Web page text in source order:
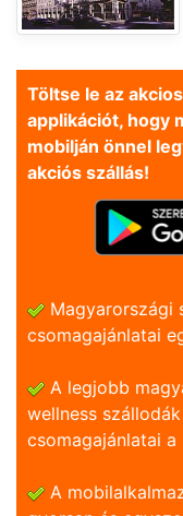
Töltse le az
applikációt, hogy
mobilján önnel
akciós szállás!
Magyarországi
csomagajánlatai
A legjobb
wellness
csomagajánlatai
A